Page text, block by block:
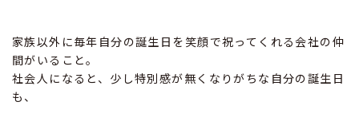
家族以外に毎年自分の誕生日を笑顔で祝ってくれる会社の仲
間がいること。
社会人になると、少し特別感が無くなりがちな自分の誕生日
も、